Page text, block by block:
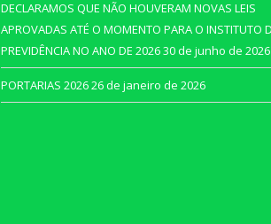
DECLARAMOS QUE NÃO HOUVERAM NOVAS LEIS
APROVADAS ATÉ O MOMENTO PARA O INSTITUTO
PREVIDÊNCIA NO ANO DE 202630 de junho de 2026
PORTARIAS 202626 de janeiro de 2026